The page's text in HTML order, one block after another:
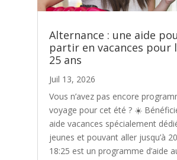
Alternance : une aide
partir en vacances pour
25 ans
Juil 13, 2026
Vous n’avez pas encore
voyage pour cet été ? ☀️
aide vacances spécialement
jeunes et pouvant aller jusqu’à
18:25 est un programme d’aide